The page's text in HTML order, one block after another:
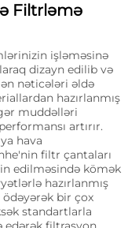
Filtrləmə
işləməsinə
dizayn edilib və
nəticələri əldə
hazırlanmış
muddəlləri
artırır.
hava
filtr çantaları
edilməsində kömək
hazırlanmış
ödəyərək bir çox
standartlarla